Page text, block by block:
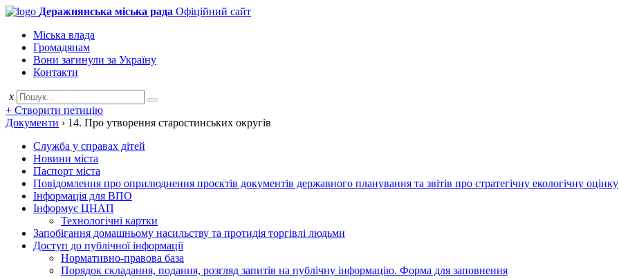
Деражнянська міська рада Офіційний сайт
Міська влада
Громадянам
Вони загинули за Україну
Контакти
x
+ Створити петицію
Документи › 14. Про утворення старостинських округів
Служба у справах дітей
Новини міста
Паспорт міста
Повідомлення про оприлюднення проєктів документів державного планування та звітів про стратегічну екологічну оцінку
Інформація для ВПО
Інформує ЦНАП
Технологічні картки
Запобігання домашньому насильству та протидія торгівлі людьми
Доступ до публічної інформації
Нормативно-правова база
Порядок складання, подання, розгляд запитів на публічну інформацію. Форма для заповнення